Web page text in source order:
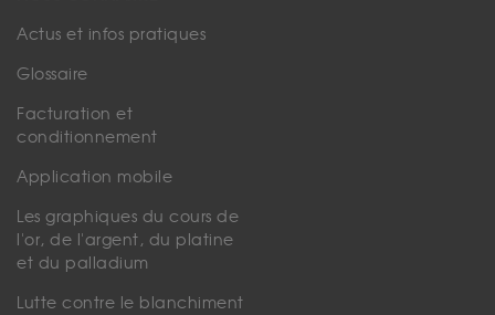
Actus et infos pratiques
Glossaire
Facturation et
conditionnement
Application mobile
Les graphiques du cours de
l'or, de l'argent, du platine
et du palladium
Lutte contre le blanchiment